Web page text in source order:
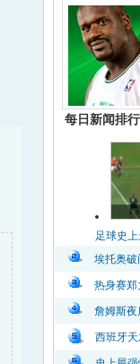
每日新闻排行
足球史
埃托奥
热身赛
詹姆斯夜
西班牙